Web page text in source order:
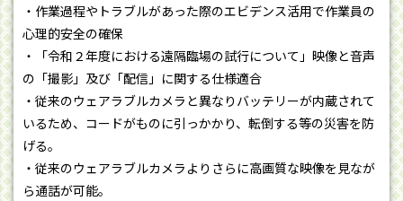
・作業過程やトラブルがあった際のエビデンス活用で作業員の
心理的安全の確保
・「令和２年度における遠隔臨場の試行について」映像と音声
の「撮影」及び「配信」に関する仕様適合
・従来のウェアラブルカメラと異なりバッテリーが内蔵されて
いるため、コードがものに引っかかり、転倒する等の災害を防
げる。
・従来のウェアラブルカメラよりさらに高画質な映像を見なが
ら通話が可能。